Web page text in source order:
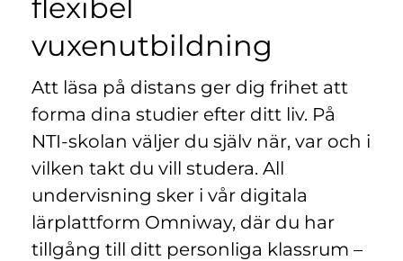
t
f
ö
n
s
t
e
r
)
flexibel
vuxenutbildning
Att läsa på distans ger dig frihet att
forma dina studier efter ditt liv. På
NTI-skolan väljer du själv när, var och i
vilken takt du vill studera. All
undervisning sker i vår digitala
lärplattform Omniway, där du har
tillgång till ditt personliga klassrum –